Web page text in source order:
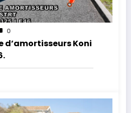
0
d’amortisseurs Koni